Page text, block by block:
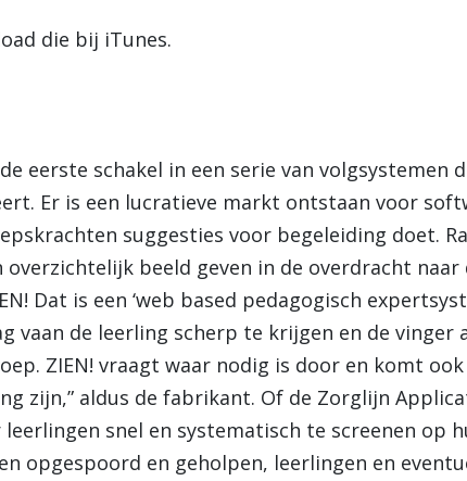
die bij iTunes.
eerste schakel in een serie van volgsystemen
Er is een lucratieve markt ontstaan voor
suggesties voor begeleiding doet.
beeld geven in de overdracht naar
Dat is een ‘web based pedagogisch
vaan de leerling scherp te krijgen en de vinger
ZIEN! vraagt waar nodig is door en komt
zijn,” aldus de fabrikant. Of de Zorglijn
snel en systematisch te screenen op
opgespoord en geholpen, leerlingen en